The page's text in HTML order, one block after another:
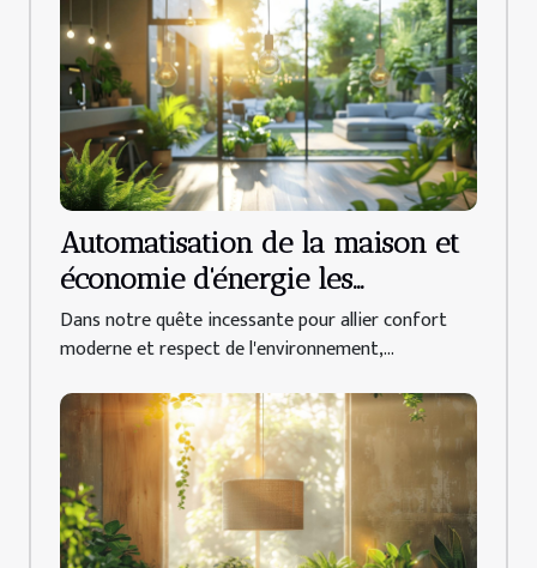
Automatisation de la maison et
économie d'énergie les
dispositifs intelligents à adopter
Dans notre quête incessante pour allier confort
moderne et respect de l'environnement,...